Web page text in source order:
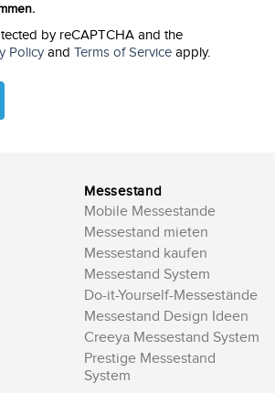
by reCAPTCHA and the
Policyand Terms of Service apply.
Messestand
Mobile Messestande
Messestand mieten
Messestand kaufen
Messestand System
Do-it-Yourself-Messestände
Messestand Design Ideen
Creeya Messestand System
Prestige Messestand
System